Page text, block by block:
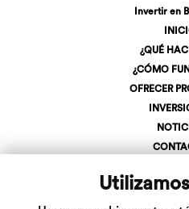
Invertir en
¿QUÉ
¿CÓMO
OFRECER
+34 623